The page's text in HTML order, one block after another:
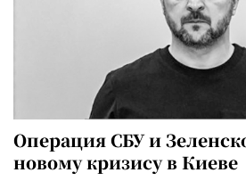
Операция СБУ и
новому кризису в Киеве